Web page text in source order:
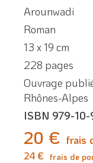
Arounwadi
Roman
13 x 19 cm
228 pages
Ouvrage
Rhônes-Alpes
ISBN 979-
20 € frais
24 € frais de